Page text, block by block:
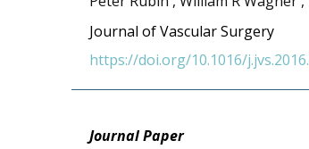
Journal of Vascular Surgery
https://doi.org/10.1016/
Journal Paper